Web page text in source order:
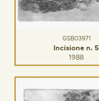
GSB03971
Incisione n. 5
1988